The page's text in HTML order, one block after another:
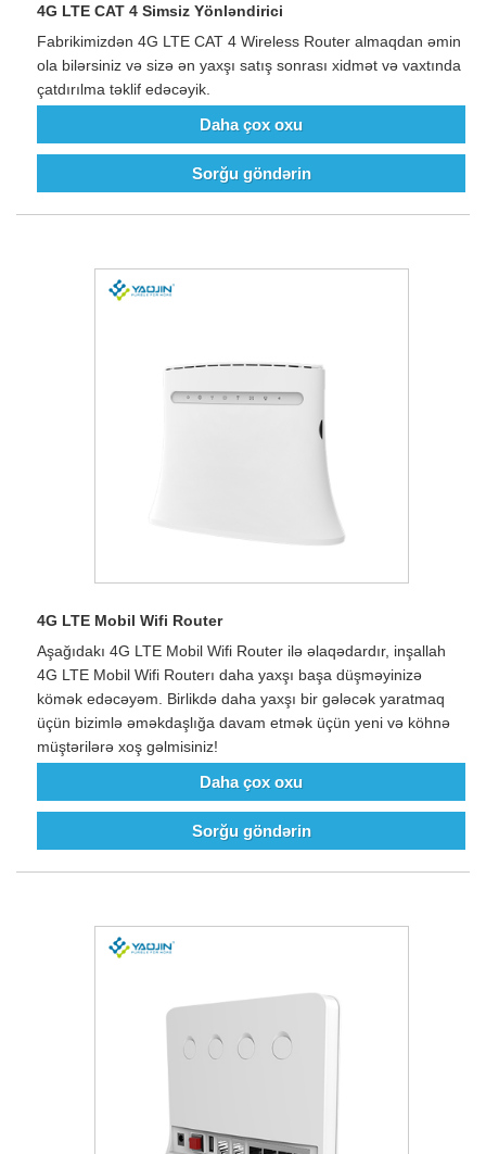
4G LTE CAT 4 Simsiz Yönləndirici
Fabrikimizdən 4G LTE CAT 4 Wireless Router almaqdan əmin
ola bilərsiniz və sizə ən yaxşı satış sonrası xidmət və vaxtında
çatdırılma təklif edəcəyik.
Daha çox oxu
Sorğu göndərin
4G LTE Mobil Wifi Router
Aşağıdakı 4G LTE Mobil Wifi Router ilə əlaqədardır, inşallah
4G LTE Mobil Wifi Routerı daha yaxşı başa düşməyinizə
kömək edəcəyəm. Birlikdə daha yaxşı bir gələcək yaratmaq
üçün bizimlə əməkdaşlığa davam etmək üçün yeni və köhnə
müştərilərə xoş gəlmisiniz!
Daha çox oxu
Sorğu göndərin